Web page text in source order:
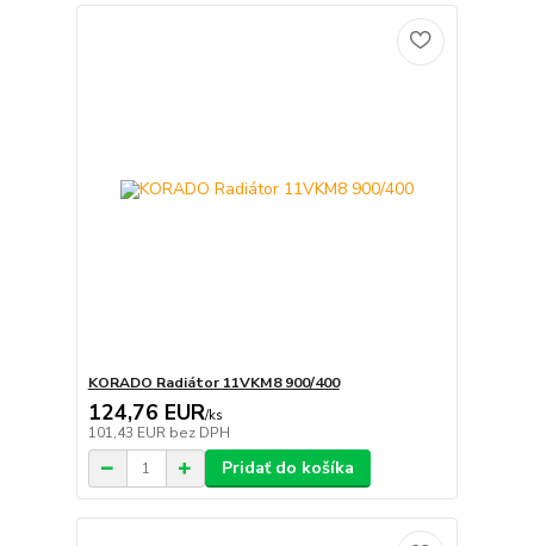
KORADO Radiátor 11VKM8 900/400
124,76 EUR/ks
101,43 EUR bez DPH
Pridať do košíka